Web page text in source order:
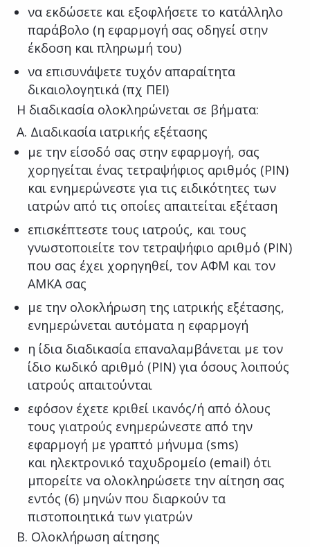
να εκδώσετε και εξοφλήσετε το κατάλληλο
παράβολο (η εφαρμογή σας οδηγεί στην
έκδοση και πληρωμή του)
να επισυνάψετε τυχόν απαραίτητα
δικαιολογητικά (πχ ΠΕΙ)
Η διαδικασία ολοκληρώνεται σε βήματα:
A. Διαδικασία ιατρικής εξέτασης
με την είσοδό σας στην εφαρμογή, σας
χορηγείται ένας τετραψήφιος αριθμός (PIN)
και ενημερώνεστε για τις ειδικότητες των
ιατρών από τις οποίες απαιτείται εξέταση
επισκέπτεστε τους ιατρούς, και τους
γνωστοποιείτε τον τετραψήφιο αριθμό (PIN)
που σας έχει χορηγηθεί, τον ΑΦΜ και τον
ΑΜΚΑ σας
με την ολοκλήρωση της ιατρικής εξέτασης,
ενημερώνεται αυτόματα η εφαρμογή
η ίδια διαδικασία επαναλαμβάνεται με τον
ίδιο κωδικό αριθμό (PIN) για όσους λοιπούς
ιατρούς απαιτούνται
εφόσον έχετε κριθεί ικανός/ή από όλους
τους γιατρούς ενημερώνεστε από την
εφαρμογή με γραπτό μήνυμα (sms)
και ηλεκτρονικό ταχυδρομείο (email) ότι
μπορείτε να ολοκληρώσετε την αίτηση σας
εντός (6) μηνών που διαρκούν τα
πιστοποιητικά των γιατρών
Β. Ολοκλήρωση αίτησης